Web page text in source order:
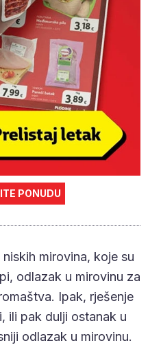
PONUDU
mirovina, koje su
odlazak u mirovinu za
Ipak, rješenje
ili pak dulji ostanak u
odlazak u mirovinu.